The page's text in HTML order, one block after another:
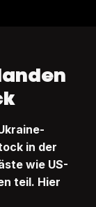
in der
wie US-
teil. Hier